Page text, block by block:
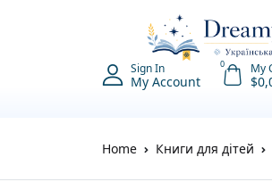
Sign In
My Account
0 My
$
Home Книги для дітей